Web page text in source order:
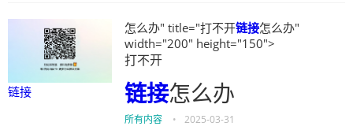
链接
怎么办" title="打不开链接怎么办"
width="200" height="150">
打不开
链接怎么办
所有内容 • 2025-03-31